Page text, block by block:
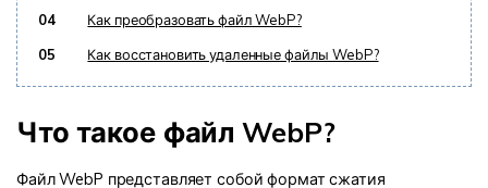
04
Как преобразовать файл WebP?
05
Как восстановить удаленные файлы WebP?
Что такое файл WebP?
Файл WebP представляет собой формат сжатия